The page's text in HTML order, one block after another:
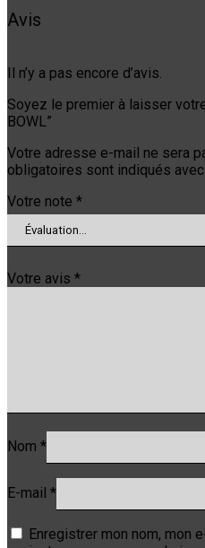
Avis
Il n’y a pas encore d’avis.
Soyez le premier à laisser
BOWL”
Votre adresse e-mail ne sera
obligatoires sont indiqués avec
Votre note *
Votre avis *
Nom *
E-mail *
Enregistrer mon nom, mon